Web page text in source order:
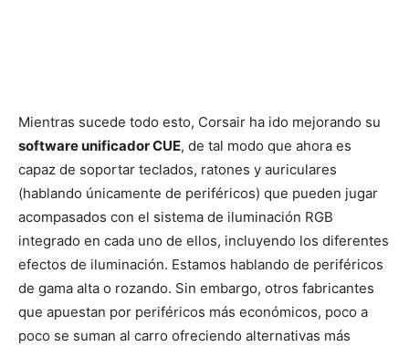
Mientras sucede todo esto, Corsair ha ido mejorando su
software unificador CUE, de tal modo que ahora es
capaz de soportar teclados, ratones y auriculares
(hablando únicamente de periféricos) que pueden jugar
acompasados con el sistema de iluminación RGB
integrado en cada uno de ellos, incluyendo los diferentes
efectos de iluminación. Estamos hablando de periféricos
de gama alta o rozando. Sin embargo, otros fabricantes
que apuestan por periféricos más económicos, poco a
poco se suman al carro ofreciendo alternativas más